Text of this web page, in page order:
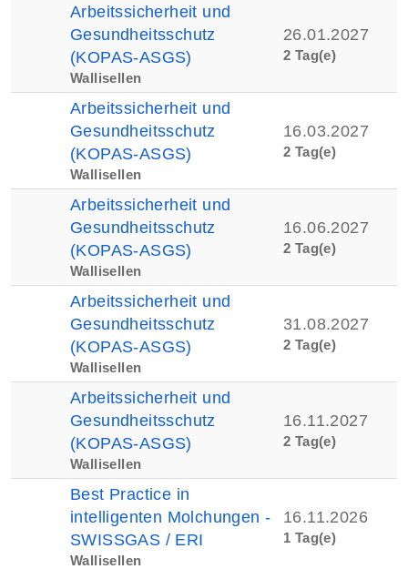
Arbeitssicherheit und
Gesundheitsschutz
(KOPAS-ASGS)
Wallisellen
26.01.2027
2 Tag(e)
Arbeitssicherheit und
Gesundheitsschutz
(KOPAS-ASGS)
Wallisellen
16.03.2027
2 Tag(e)
Arbeitssicherheit und
Gesundheitsschutz
(KOPAS-ASGS)
Wallisellen
16.06.2027
2 Tag(e)
Arbeitssicherheit und
Gesundheitsschutz
(KOPAS-ASGS)
Wallisellen
31.08.2027
2 Tag(e)
Arbeitssicherheit und
Gesundheitsschutz
(KOPAS-ASGS)
Wallisellen
16.11.2027
2 Tag(e)
Best Practice in
intelligenten Molchungen -
SWISSGAS / ERI
Wallisellen
16.11.2026
1 Tag(e)